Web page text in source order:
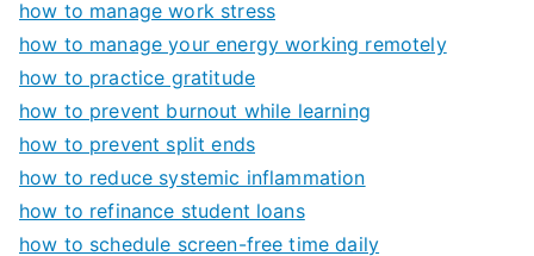
how to manage work stress
how to manage your energy working remotely
how to practice gratitude
how to prevent burnout while learning
how to prevent split ends
how to reduce systemic inflammation
how to refinance student loans
how to schedule screen-free time daily